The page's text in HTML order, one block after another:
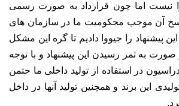
نیست اما چون قرارداد به صورت رسمی
آن موجب محکومیت ما در سازمان های
پیشنهاد را جیووا دادیم تا گره این مشکل
به ثمر رسیدن این پیشنهاد و با توجه
در استفاده از تولید داخلی ما حتمن
این برند و همچنین تولید آنها در داخل